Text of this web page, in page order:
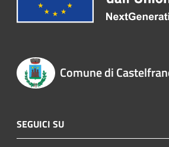
Comune di
SEGUICI SU